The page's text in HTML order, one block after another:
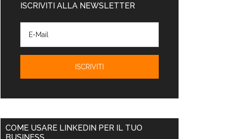
ISCRIVITI ALLA NEWSLETTER
COME USARE LINKEDIN PER IL TUO